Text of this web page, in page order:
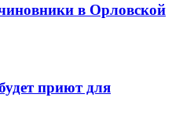
в Орловской
приют для